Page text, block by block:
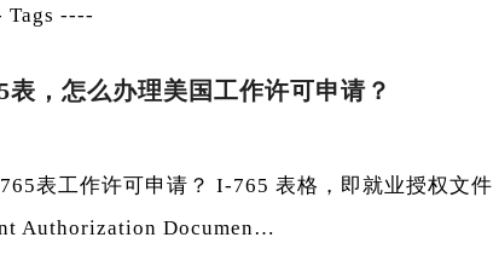
Tags ----
，怎么办理美国工作许可申请？
表工作许可申请？ I-765 表格，即就业授权文件
Authorization Documen…